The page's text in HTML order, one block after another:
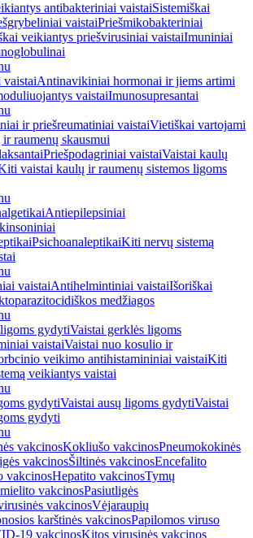
antibakteriniai vaistaiSistemiškai
vaistaiPriešmikobakteriniai
veikiantys priešvirusiniai vaistaiImuniniai
Antinavikiniai hormonai ir jiems artimi
vaistaiImunosupresantai
ir priešreumatiniai vaistaiVietiškai vartojami
raumenų skausmui
Priešpodagriniai vaistaiVaistai kaulų
vaistai kaulų ir raumenų sistemos ligoms
Antiepilepsiniai
PsichoanaleptikaiKiti nervų sistemą
vaistaiAntihelmintiniai vaistaiIšoriškai
medžiagos
gydytiVaistai gerklės ligoms
vaistaiVaistai nuo kosulio ir
veikimo antihistamininiai vaistaiKiti
veikiantys vaistai
gydytiVaistai ausų ligoms gydytiVaistai
gydyti
vakcinosKokliušo vakcinosPneumokokinės
vakcinosŠiltinės vakcinosEncefalito
vakcinosHepatito vakcinosTymų
vakcinosPasiutligės
vakcinosVėjaraupių
karštinės vakcinosPapilomos viruso
19 vakcinosKitos virusinės vakcinos